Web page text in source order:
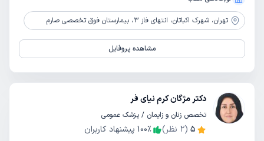
تهران، شهرک اکباتان، انتهای فاز 3، بیمارستان فوق تخصصی صارم
مشاهده پروفایل
دکتر مژگان کرم نیای فر
تخصص زنان و زایمان / پزشک عمومی
5
(
2 نظر) 100٪ پیشنهاد کاربران